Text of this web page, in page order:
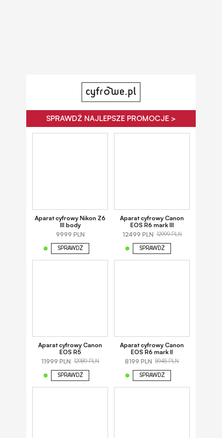
SPRAWDŹ NAJLEPSZE PROMOCJE >
Aparat cyfrowy Nikon Z6
III body
9999 PLN
SPRAWDŹ
Aparat cyfrowy Canon
EOS R6 mark III
12499 PLN 12999 PLN
SPRAWDŹ
Aparat cyfrowy Canon
EOS R5
11999 PLN 12989 PLN
SPRAWDŹ
Aparat cyfrowy Canon
EOS R6 mark II
8199 PLN 8945 PLN
SPRAWDŹ